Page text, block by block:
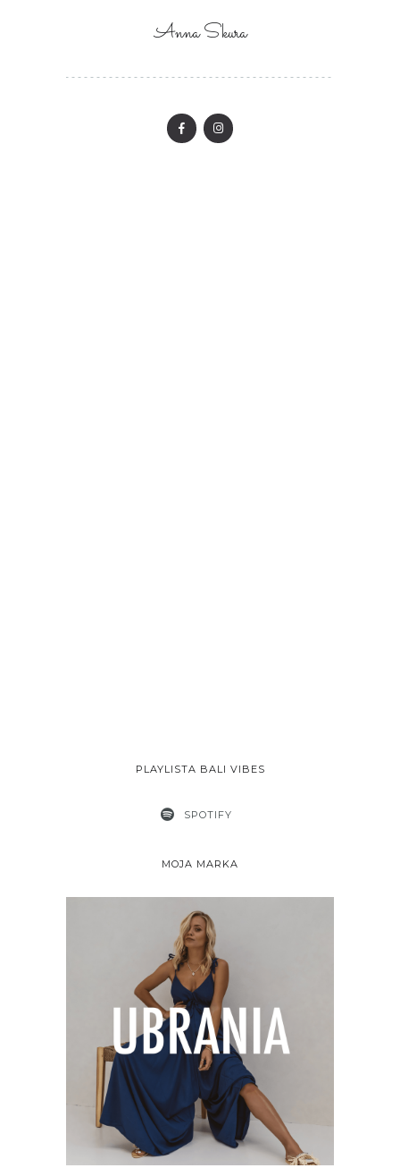
Anna Skura
PLAYLISTA BALI VIBES
SPOTIFY
MOJA MARKA